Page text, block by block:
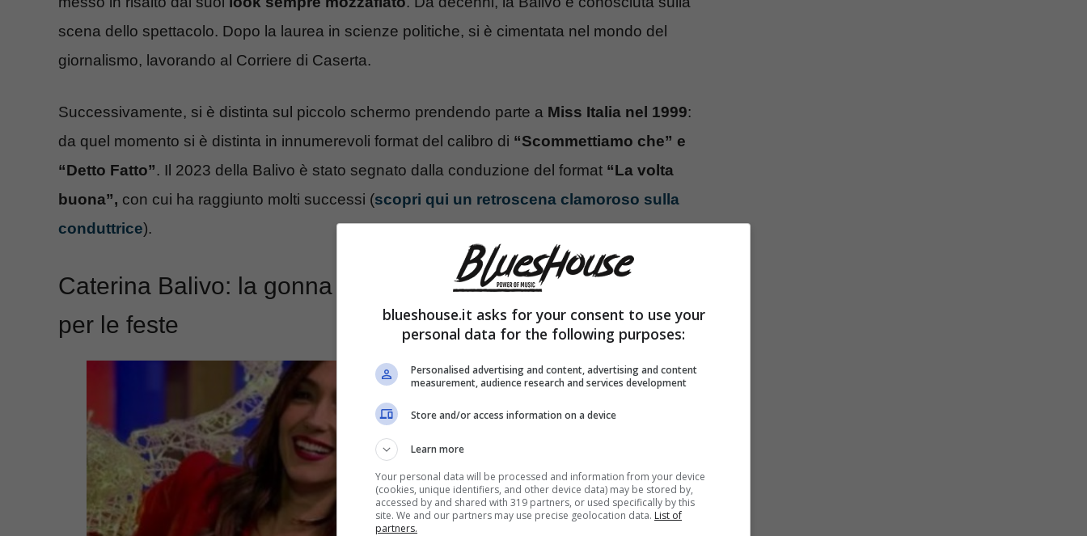
scena dello spettacolo. Dopo la laurea in scienze politiche, si è cimentata nel mondo del
giornalismo, lavorando al Corriere di Caserta.
Successivamente, si è distinta sul piccolo schermo prendendo parte a Miss Italia nel 1999:
da quel momento si è distinta in innumerevoli format del calibro di “Scommettiamo che” e
“Detto Fatto”. Il 2023 della Balivo è stato segnato dalla conduzione del format “La volta
buona”, con cui ha raggiunto molti successi (scopri qui un retroscena clamoroso sulla
conduttrice).
Caterina Balivo: la gonna rossa è un’ispirazione da copiare
per le feste
blueshouse.it asks for your consent to use your
personal data for the following purposes:
Personalised advertising and content, advertising and content
measurement, audience research and services development
Store and/or access information on a device
Learn more
Your personal data will be processed and information from your device
(cookies, unique identifiers, and other device data) may be stored by,
accessed by and shared with 319 partners, or used specifically by this
site. We and our partners may use precise geolocation data. List of
partners.